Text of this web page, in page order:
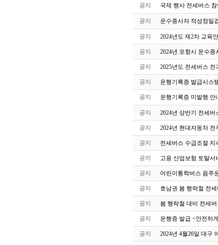
공지 국제 행사 전세버스
공지 운수종사자 적성정밀
공지 2024년도 제2차 교육
공지 2024년 포항시 운수
공지 2025년도 전세버스
공지 운행기록증 발급시스
공지 운행기록증 미발행 안
공지 2024년 상반기 전세
공지 2024년 현대자동차
공지 전세버스 수급조절 지
공지 고용 산업보험 토탈서
공지 어린이통학버스 음주
공지 호남권 봄 행락철 전
공지 봄 행락철 대비 전세
공지 운행증 발급 <안전하
공지 2024년 4월26일 대구